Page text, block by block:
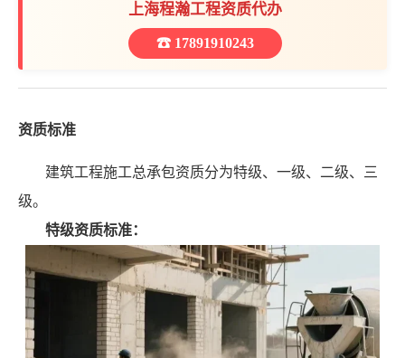
上海程瀚工程资质代办
☎ 17891910243
资质标准
建筑工程施工总承包资质分为特级、一级、二级、三
级。
特级资质标准：